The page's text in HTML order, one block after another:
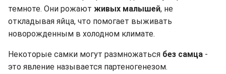
темноте. Они рожают живых малышей, не
откладывая яйца, что помогает выживать
новорожденным в холодном климате.
Некоторые самки могут размножаться без самца -
это явление называется партеногенезом.